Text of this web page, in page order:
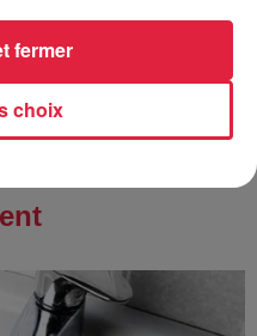
: rencontre
rouges
choix
fermer